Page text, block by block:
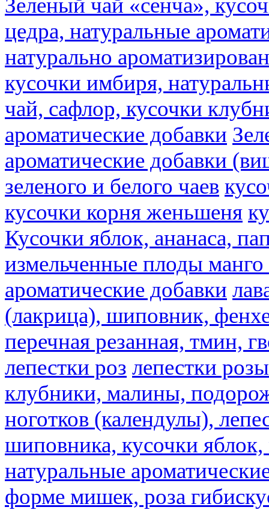
Зеленый чай «сенча»,
цедра, натуральные
натурально
кусочки имбиря,
чай, сафлор, кусочки
ароматические добавки
ароматические добавки
зеленого и белого чаев
кусочки корня женьшеня
Кусочки яблок, ананаса,
измельченные плоды
ароматические добавки
(лакрица), шиповник,
перечная резанная, тмин,
лепестки роз лепестки розы
клубники, малины,
ноготков (календулы),
шиповника, кусочки
натуральные
форме мишек, роза